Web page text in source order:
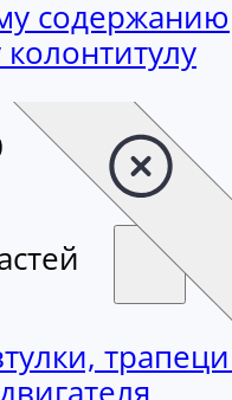
содержанию